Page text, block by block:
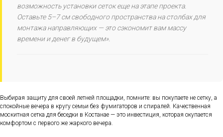
возможность установки сеток еще на этапе проекта.
Оставьте 5–7 см свободного пространства на столбах для
монтажа направляющих — это сэкономит вам массу
времени и денег в будущем».
Выбирая защиту для своей летней площадки, помните: вы покупаете не сетку, а
спокойные вечера в кругу семьи без фумигаторов и спиралей. Качественная
москитная сетка для беседки в Костанае — это инвестиция, которая окупается
комфортом с первого же жаркого вечера.